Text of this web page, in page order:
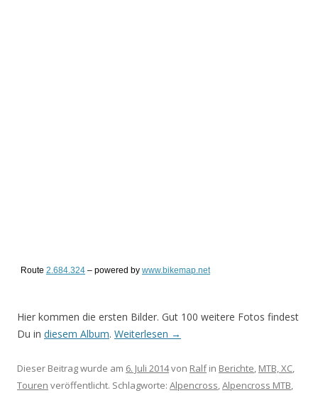
Route 2.684.324 – powered by www.bikemap.net
Hier kommen die ersten Bilder. Gut 100 weitere Fotos findest
Du in diesem Album. Weiterlesen →
Dieser Beitrag wurde am 6. Juli 2014von Ralfin Berichte, MTB, XC,
Touren veröffentlicht. Schlagworte: Alpencross,Alpencross MTB,